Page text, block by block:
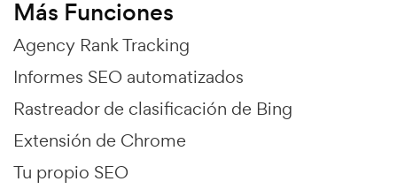
Más Funciones
Agency Rank Tracking
Informes SEO automatizados
Rastreador de clasificación de Bing
Extensión de Chrome
Tu propio SEO